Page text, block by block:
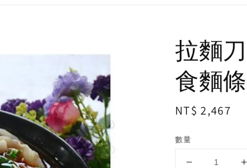
拉麵
食麵
Regular
NT$ 2,467
數量